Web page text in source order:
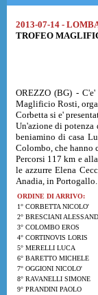
2013-07-14 -
TROFEO
OREZZO (BG) -
Maglificio Rosti,
Corbetta si e'
Un'azione di
beniamino di casa
Colombo, che hanno
Percorsi 117 km e
le azzurre Elena
Anadia, in Portogallo.
ORDINE DI ARRIVO:
1° CORBETTA NICOLO'
2° BRESCIANI
3° COLOMBO EROS
4° CORTINOVIS LORIS
5° MERELLI LUCA
6° BARETTO MICHELE
7° OGGIONI NICOLO'
8° RAVANELLI SIMONE
9° PRANDINI PAOLO